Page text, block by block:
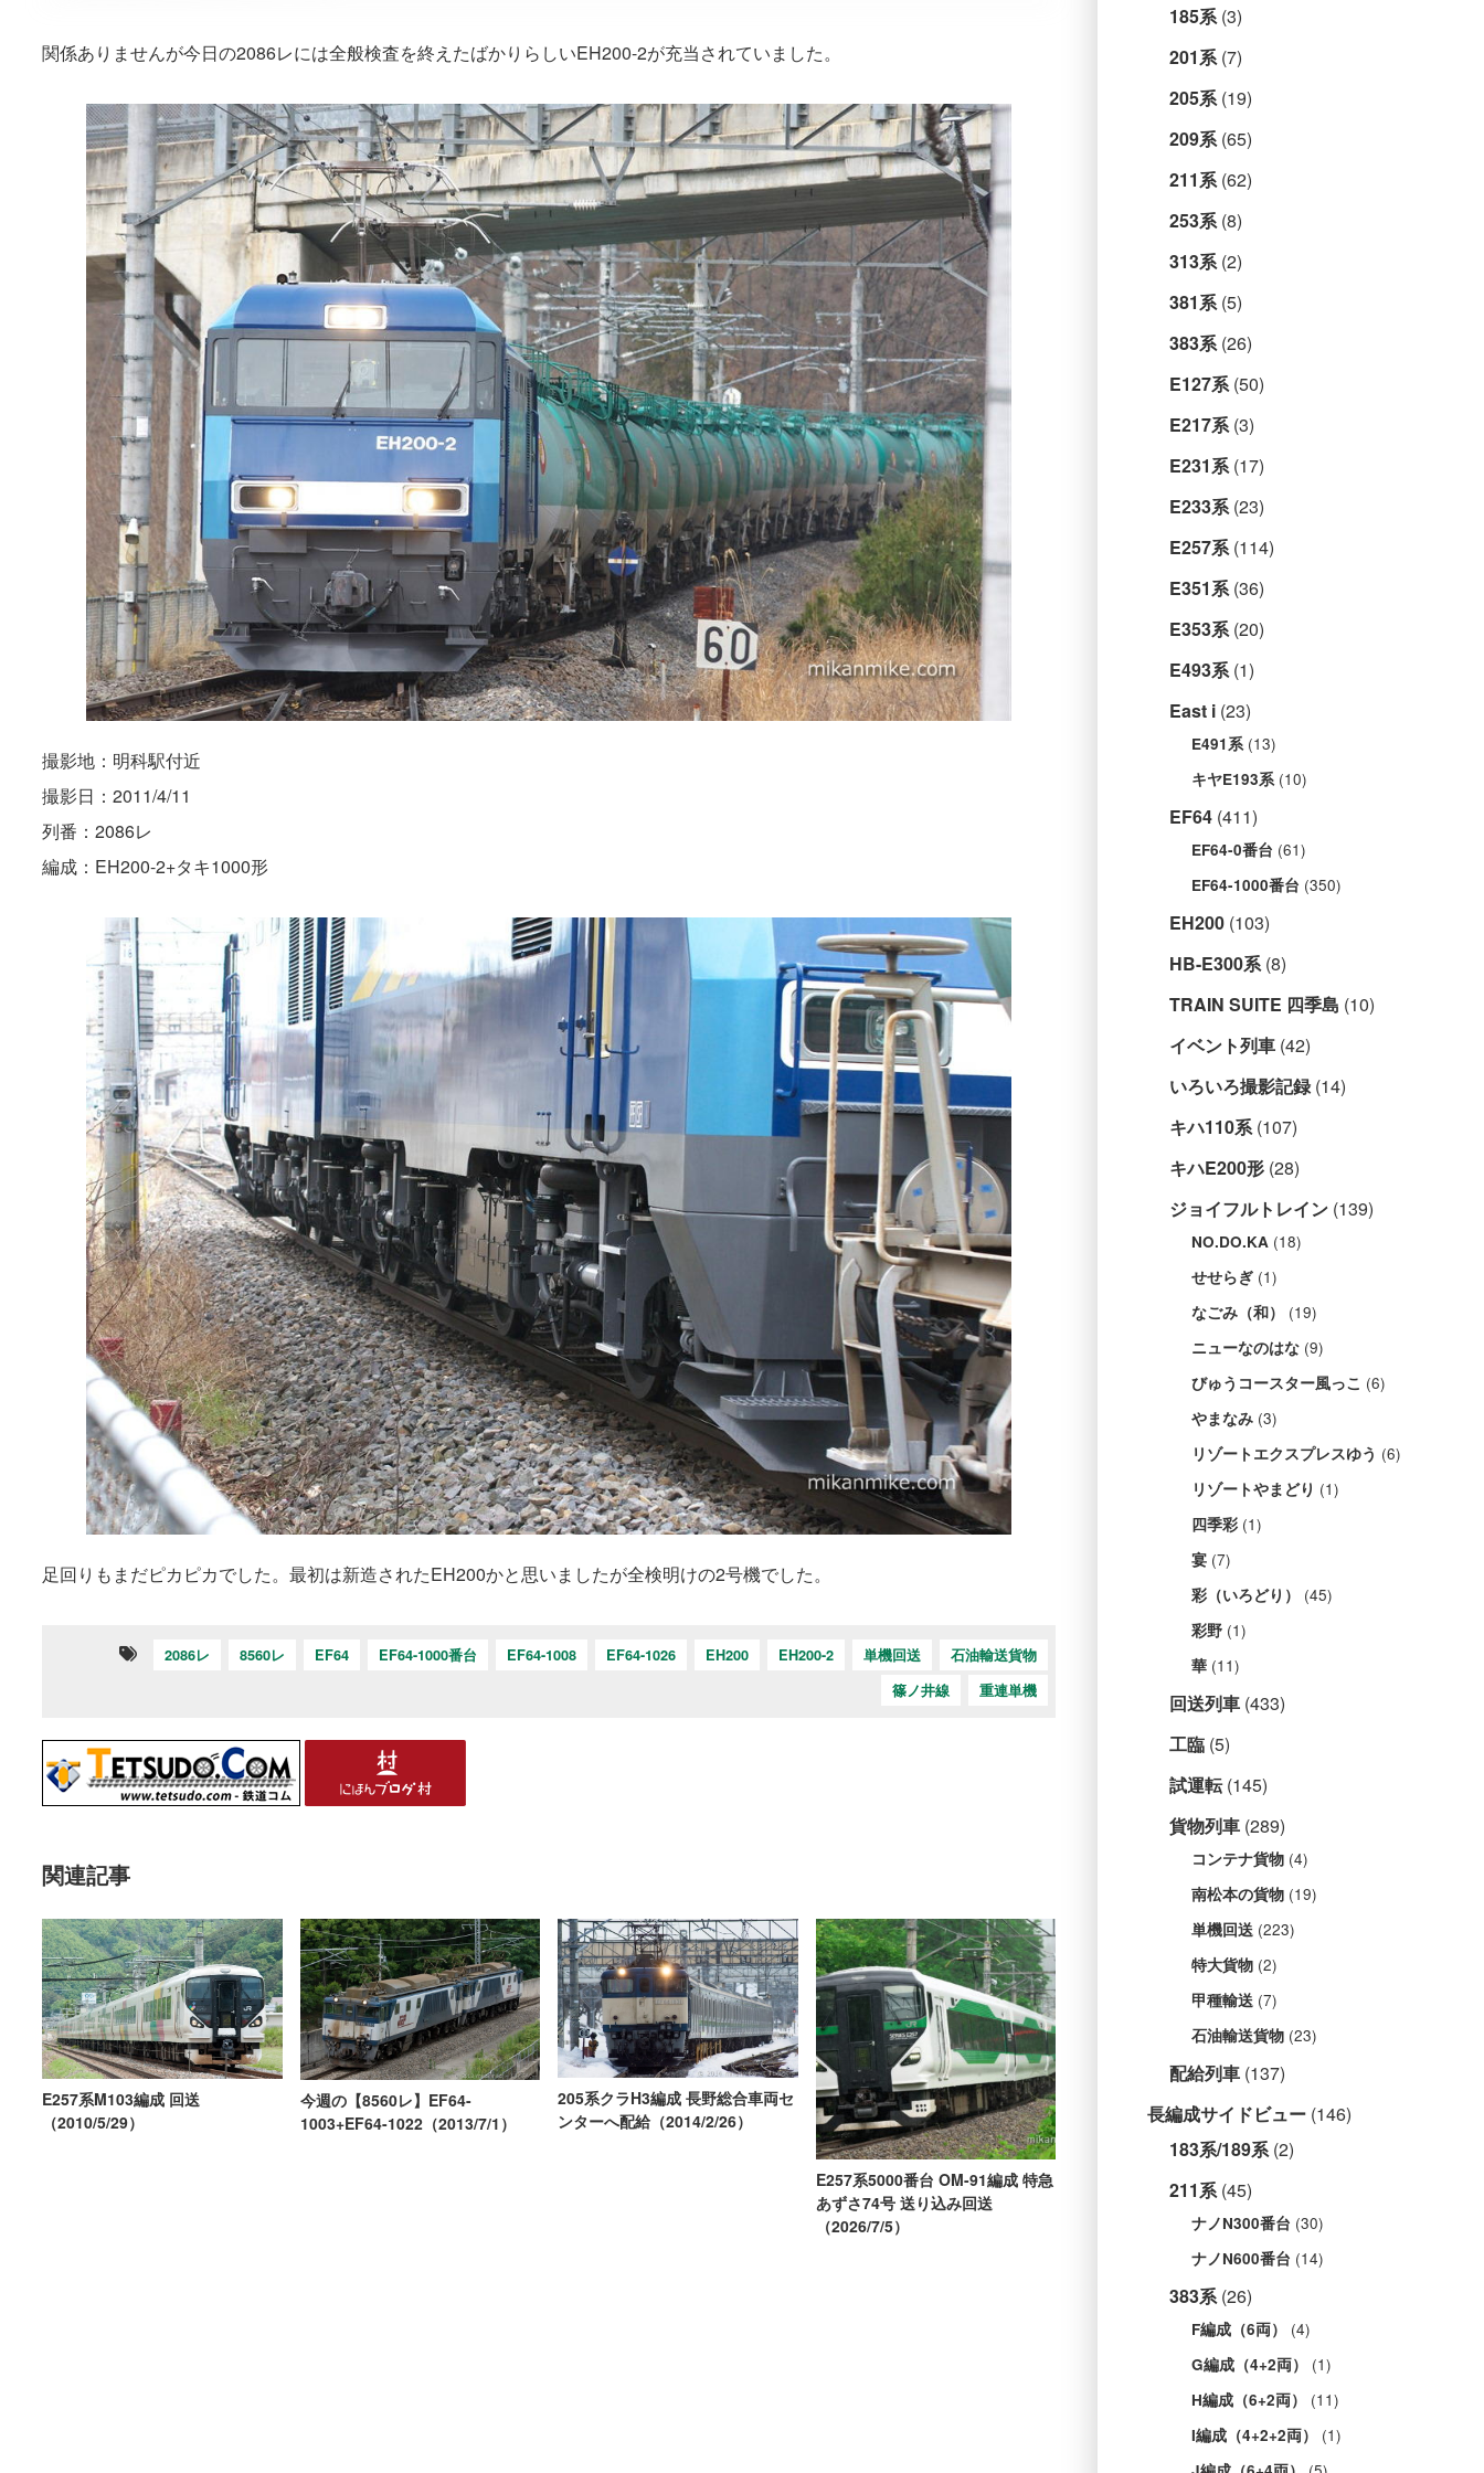
関係ありませんが今日の2086レには全般検査を終えたばかりらしいEH200-2が充当されていました。
撮影地：明科駅付近
撮影日：2011/4/11
列番：2086レ
編成：EH200-2+タキ1000形
足回りもまだピカピカでした。最初は新造されたEH200かと思いましたが全検明けの2号機でした。
2086レ 8560レ EF64 EF64-1000番台 EF64-1008 EF64-1026 EH200 EH200-2 単機回送
石油輸送貨物
篠ノ井線
重連単機
関連記事
E257系M103編成 回送
（2010/5/29）
今週の【8560レ】EF64-
1003+EF64-1022（2013/7/1）
205系クラH3編成 長野総合車両セ
ンターへ配給（2014/2/26）
E257系5000番台 OM-91編成 特急
あずさ74号 送り込み回送
（2026/7/5）
185系(3)
201系(7)
205系(19)
209系(65)
211系(62)
253系(8)
313系(2)
381系(5)
383系(26)
E127系(50)
E217系(3)
E231系(17)
E233系(23)
E257系(114)
E351系(36)
E353系(20)
E493系(1)
East i (23)
E491系(13)
キヤE193系(10)
EF64 (411)
EF64-0番台 (61)
EF64-1000番台 (350)
EH200 (103)
HB-E300系(8)
TRAIN SUITE 四季島 (10)
イベント列車 (42)
いろいろ撮影記録(14)
キハ110系(107)
キハE200形 (28)
ジョイフルトレイン (139)
NO.DO.KA (18)
せせらぎ (1)
なごみ（和） (19)
ニューなのはな (9)
びゅうコースター風っこ (6)
やまなみ (3)
リゾートエクスプレスゆう (6)
リゾートやまどり (1)
四季彩 (1)
宴 (7)
彩（いろどり） (45)
彩野 (1)
華 (11)
回送列車 (433)
工臨 (5)
試運転(145)
貨物列車 (289)
コンテナ貨物 (4)
南松本の貨物 (19)
単機回送 (223)
特大貨物 (2)
甲種輸送 (7)
石油輸送貨物 (23)
配給列車 (137)
長編成サイドビュー (146)
183系/189系(2)
211系(45)
ナノN300番台 (30)
ナノN600番台 (14)
383系(26)
F編成（6両） (4)
G編成（4+2両） (1)
H編成（6+2両） (11)
I編成（4+2+2両） (1)